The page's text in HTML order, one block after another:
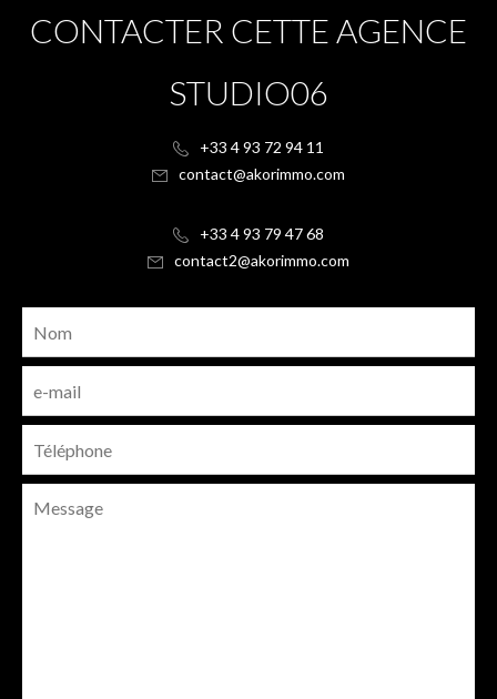
CONTACTER CETTE AGENCE
STUDIO06
+33 4 93 72 94 11
contact@akorimmo.com
+33 4 93 79 47 68
contact2@akorimmo.com